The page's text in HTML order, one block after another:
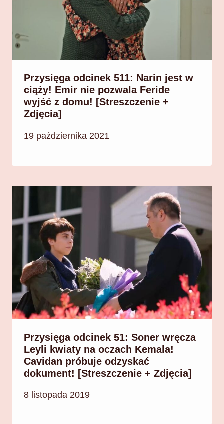
Przysięga odcinek 511: Narin jest w
ciąży! Emir nie pozwala Feride
wyjść z domu! [Streszczenie +
Zdjęcia]
19 października 2021
Przysięga odcinek 51: Soner wręcza
Leyli kwiaty na oczach Kemala!
Cavidan próbuje odzyskać
dokument! [Streszczenie + Zdjęcia]
8 listopada 2019